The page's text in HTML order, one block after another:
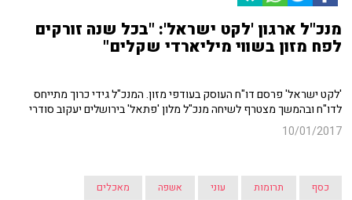
מנכ"ל ארגון 'לקט ישראל': "בכל שנה זורקים
לפח מזון בשווי מיליארדי שקלים"
'לקט ישראל' פרסם דו"ח העוסק בעודפי מזון. המנכ"ל גידי כרוך מתייחס
לדו"ח ובהמשך מצטרף לשיחה מנכ"ל מלון 'פתאל' בירושלים יעקוב סודרי
10/01/2017
כסף תרומות עוני אשפה מאכלים